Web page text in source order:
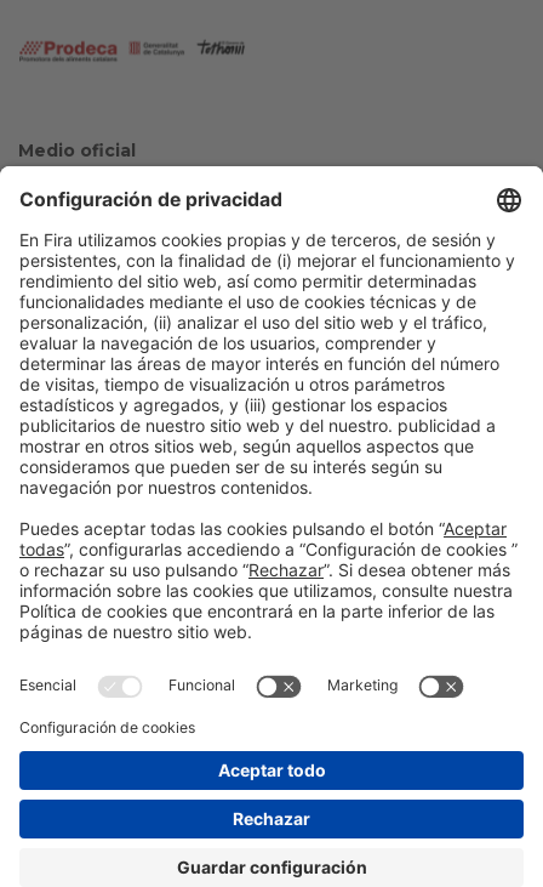
Medio oficial
Colaboradores